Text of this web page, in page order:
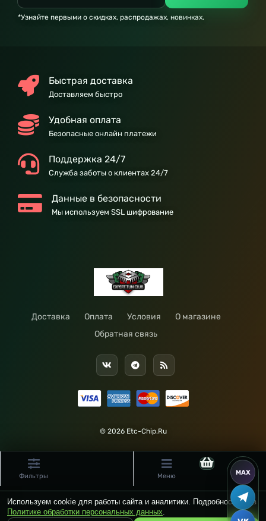
*Узнайте первыми о скидках, распродажах, новинках.
Быстрая доставка
Доставляем быстро
Удобная оплата
Безопасные онлайн платежи
Поддержка 24/7
Служба заботы о клиентах 24/7
Данные в безопасности
Мы используем SSL шифрование
Доставка Оплата Условия
О магазине
Обратная связь
© 2026 Etc-Chip.Ru
Фильтры Меню
Используем cookie для работы сайта и аналитики. Подробности — в
Политике обработки персональных данных.